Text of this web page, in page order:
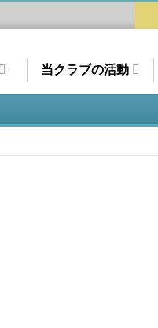
当クラブの活動